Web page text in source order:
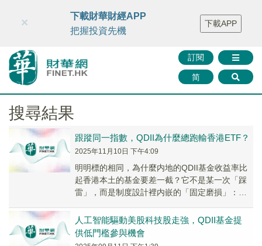
財華智庫網 FINTV FINMETA 財華證券 媒體矩陣
智庫沙龍
聯絡我們
訂閱
简
×
下載財華財經APP
把握投資先機
下載APP
搜尋結果
跟蹤同一指數，QDII為什麼總跑輸香港ETF？
2025年11月10日 下午4:09
明明標的相同，為什麼内地的QDII基金收益率比
起香港本土的基金要差一截？它不是某一次「踩
雷」，而是制度設計裡内嵌的「固定磨損」：匯
落後。
人工智能驅動美股科技股走強，QDII基金提
供低門檻參與機會